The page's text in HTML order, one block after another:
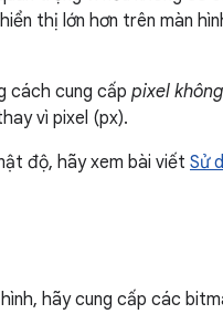
thị lớn hơn trên màn
cách cung cấp pixel
vì pixel (px).
độ, hãy xem bài viết Sử
hãy cung cấp các